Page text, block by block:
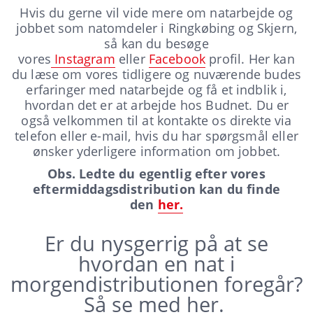
Hvis du gerne vil vide mere om natarbejde og
jobbet som natomdeler i Ringkøbing og Skjern,
så kan du besøge
vores Instagram eller Facebook profil. Her kan
du læse om vores tidligere og nuværende budes
erfaringer med natarbejde og få et indblik i,
hvordan det er at arbejde hos Budnet. Du er
også velkommen til at kontakte os direkte via
telefon eller e-mail, hvis du har spørgsmål eller
ønsker yderligere information om jobbet.
Obs. Ledte du egentlig efter vores
eftermiddagsdistribution kan du finde
den her.
Er du nysgerrig på at se
hvordan en nat i
morgendistributionen foregår?
Så se med her.